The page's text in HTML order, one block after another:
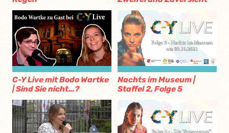
C-Y Live mit Bodo Wartke
| Sind Sie nicht...?
Nachts im Museum |
Staffel 2, Folge 5